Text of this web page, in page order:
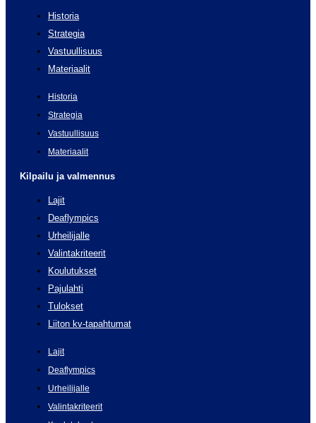
Historia
Strategia
Vastuullisuus
Materiaalit
Historia
Strategia
Vastuullisuus
Materiaalit
Kilpailu ja valmennus
Lajit
Deaflympics
Urheilijalle
Valintakriteerit
Koulutukset
Pajulahti
Tulokset
Liiton kv-tapahtumat
Lajit
Deaflympics
Urheilijalle
Valintakriteerit